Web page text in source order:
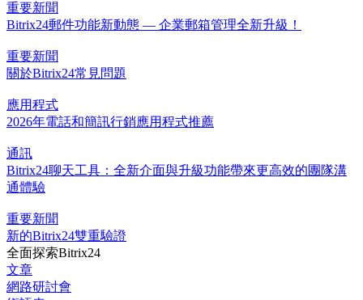
重要新聞
Bitrix24郵件功能新動態 — 企業郵箱管理全新升級！
重要新聞
關於Bitrix24常見問題
應用程式
2026年電話和簡訊行銷應用程式推薦
通訊
Bitrix24聊天工具：全新介面與升級功能帶來更高效的團隊溝
通體驗
重要新聞
新的Bitrix24雙重驗證
全面探索Bitrix24
文章
網路研討會